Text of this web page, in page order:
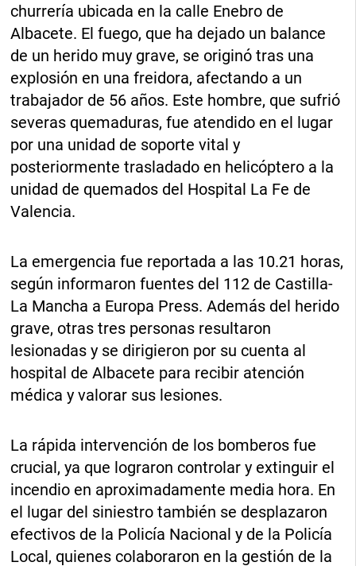
churrería ubicada en la calle Enebro de
Albacete. El fuego, que ha dejado un balance
de un herido muy grave, se originó tras una
explosión en una freidora, afectando a un
trabajador de 56 años. Este hombre, que sufrió
severas quemaduras, fue atendido en el lugar
por una unidad de soporte vital y
posteriormente trasladado en helicóptero a la
unidad de quemados del Hospital La Fe de
Valencia.
La emergencia fue reportada a las 10.21 horas,
según informaron fuentes del 112 de Castilla-
La Mancha a Europa Press. Además del herido
grave, otras tres personas resultaron
lesionadas y se dirigieron por su cuenta al
hospital de Albacete para recibir atención
médica y valorar sus lesiones.
La rápida intervención de los bomberos fue
crucial, ya que lograron controlar y extinguir el
incendio en aproximadamente media hora. En
el lugar del siniestro también se desplazaron
efectivos de la Policía Nacional y de la Policía
Local, quienes colaboraron en la gestión de la